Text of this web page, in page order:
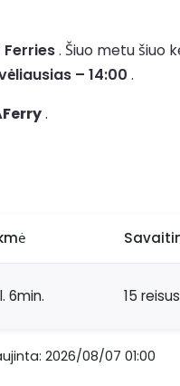
Ferries. Šiuo metu šiuo
– 14:00 .
.
6min. 15 reisus
2026/08/07 01:00